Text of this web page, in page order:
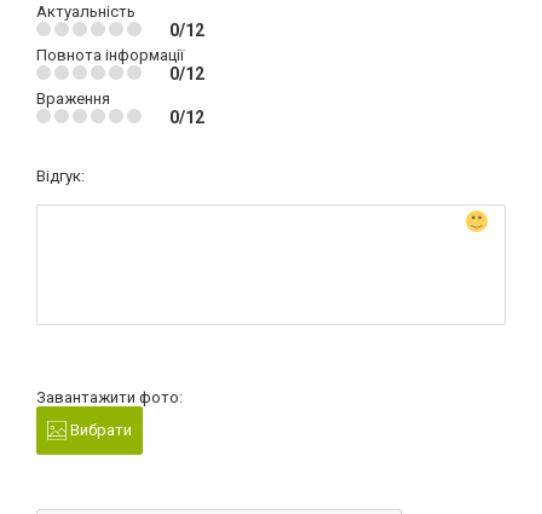
Актуальність
0/12
Повнота інформації
0/12
Враження
0/12
Відгук:
Завантажити фото:
Вибрати